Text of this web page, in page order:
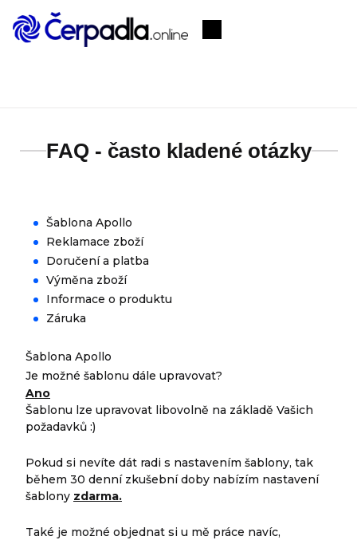
na
obsah
Nákupní
FAQ - často kladené otázky
Šablona Apollo
Reklamace zboží
Doručení a platba
Výměna zboží
Informace o produktu
Záruka
Šablona Apollo
Je možné šablonu dále upravovat?
Ano
Šablonu lze upravovat libovolně na základě Vašich
požadavků :)
Pokud si nevíte dát radi s nastavením šablony, tak
během 30 denní zkušební doby nabízím nastavení
šablony zdarma.
Také je možné objednat si u mě práce navíc,